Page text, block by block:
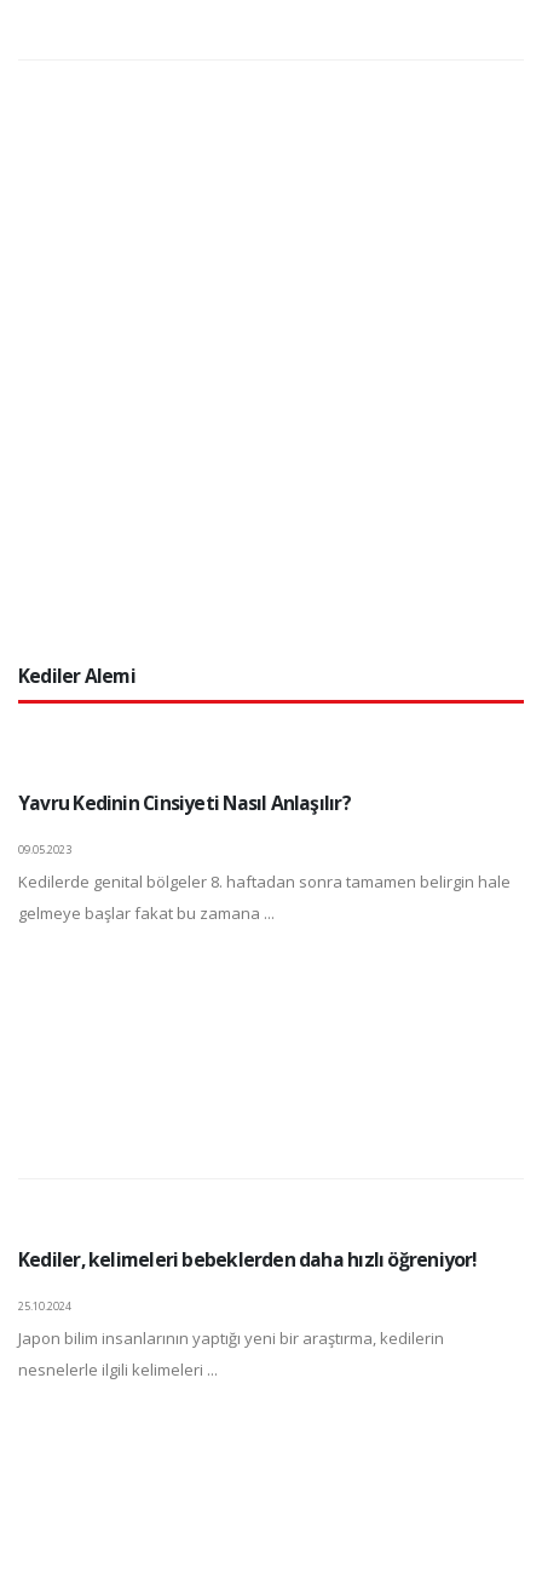
Kediler Alemi
Yavru Kedinin Cinsiyeti Nasıl Anlaşılır?
09.05.2023
Kedilerde genital bölgeler 8. haftadan sonra tamamen belirgin hale
gelmeye başlar fakat bu zamana ...
Kediler, kelimeleri bebeklerden daha hızlı öğreniyor!
25.10.2024
Japon bilim insanlarının yaptığı yeni bir araştırma, kedilerin
nesnelerle ilgili kelimeleri ...